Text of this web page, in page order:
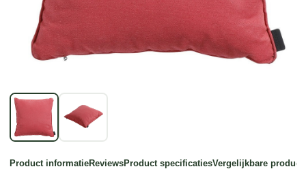
Product informatieReviewsProduct specificatiesVergelijkbare